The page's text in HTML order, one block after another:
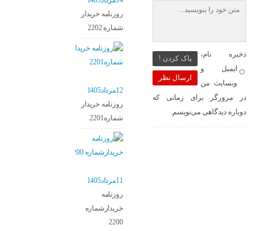
ارسال نظر
پاک کردن !
ذخیره نام،
ایمیل و
وبسایت من
در مرورگر برای زمانی که
دوباره دیدگاهی می‌نویسم.
روزنامه خریدار
شماره 2202
12مرداد1405
روزنامه خریدار
شماره2201
11مرداد1405
روزنامه
خریدارشماره
2200